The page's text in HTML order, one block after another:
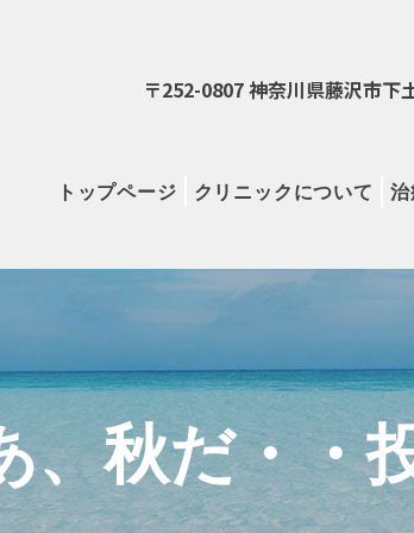
〒252-0807 神奈川県藤沢市下
トップページ クリニックについて 治
、秋だ・・